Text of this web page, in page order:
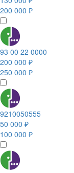
200 000 ₽
93 00 22 0000
200 000 ₽
250 000 ₽
9210050555
50 000 ₽
100 000 ₽